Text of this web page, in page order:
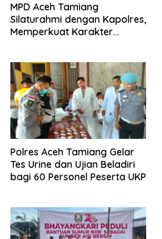
MPD Aceh Tamiang
Silaturahmi dengan Kapolres,
Memperkuat Karakter
Polres Aceh Tamiang Gelar
Tes Urine dan Ujian Beladiri
bagi 60 Personel Peserta UKP